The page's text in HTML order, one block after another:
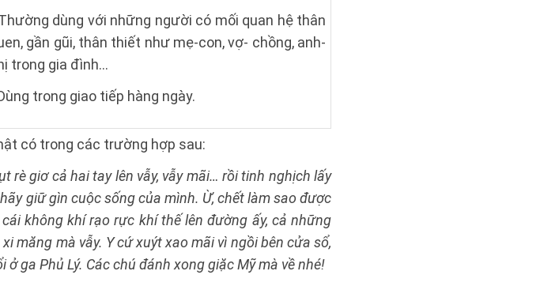
dùng với những người có mối quan hệ thân
gần gũi, thân thiết như mẹ-con, vợ- chồng, anh-
trong gia đình…
trong giao tiếp hàng ngày.
có trong các trường hợp sau:
rè giơ cả hai tay lên vẫy, vẫy mãi… rồi tinh nghịch lấy
giữ gìn cuộc sống của mình. Ừ, chết làm sao được
không khí rạo rực khí thế lên đường ấy, cả những
măng mà vẫy. Y cứ xuýt xao mãi vì ngồi bên cửa sổ,
ga Phủ Lý. Các chú đánh xong giặc Mỹ mà về nhé!